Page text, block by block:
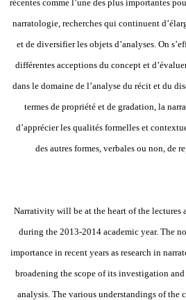
récentes comme l’une des plus importantes
narratologie, recherches qui continuent
et de diversifier les objets d’analyses. On
différentes acceptions du concept et
dans le domaine de l’analyse du récit et du
termes de propriété et de gradation, la
d’apprécier les qualités formelles et
des autres formes, verbales ou non, de
Narrativity will be at the heart of the lectures
during the 2013-2014 academic year. The
importance in recent years as research in
broadening the scope of its investigation
analysis. The various understandings of